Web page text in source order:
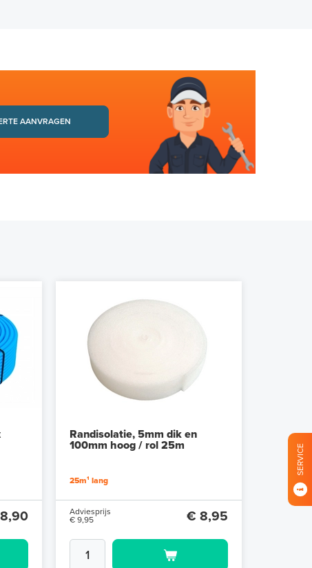
AANVRAGEN
Randisolatie, 5mm dik en
100mm hoog / rol 25m
25m¹ lang
Adviesprijs
€ 9,95
€ 8,95
SERVICE